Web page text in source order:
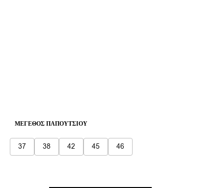
ΜΈΓΕΘΟΣ ΠΑΠΟΥΤΣΙΟΎ
37 38 42 45 46